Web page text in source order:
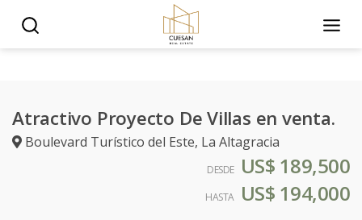
Atractivo Proyecto De Villas en venta.
Boulevard Turístico del Este, La Altagracia
DESDE US$ 189,500
HASTA US$ 194,000